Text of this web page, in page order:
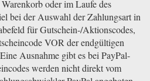
oder im Laufe des
bei der Auswahl der Zahlungsart in
für Gutschein-/Aktionscodes,
VOR der endgültigen
Ausnahme gibt es bei PayPal-
werden nicht direkt vom